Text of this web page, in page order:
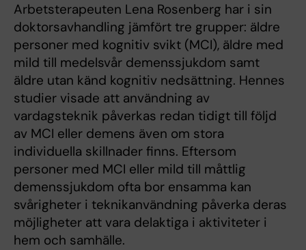
Arbetsterapeuten Lena Rosenberg har i sin
doktorsavhandling jämfört tre grupper: äldre
personer med kognitiv svikt (MCI), äldre med
mild till medelsvår demenssjukdom samt
äldre utan känd kognitiv nedsättning. Hennes
studier visade att användning av
vardagsteknik påverkas redan tidigt till följd
av MCI eller demens även om stora
individuella skillnader finns. Eftersom
personer med MCI eller mild till måttlig
demenssjukdom ofta bor ensamma kan
svårigheter i teknikanvändning påverka deras
möjligheter att vara delaktiga i aktiviteter i
hem och samhälle.